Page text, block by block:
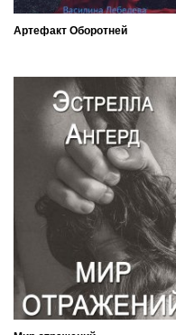
Артефакт Оборотней